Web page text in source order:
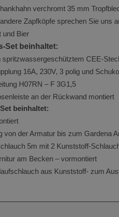
verchromt 35 mm
Zapfköpfe sprechen Sie uns
und Bier
Set beinhaltet:
spritzwassergeschütztem CEE-
16A, 230V, 3 polig und
H07RN – F 3G1,5
an der Rückwand montiert
beinhaltet:
von der Armatur bis zum Gardena
5m mit 2 Kunststoff-
am Becken – vormontiert
aus Kunststoff- zum
B. Analyse-Cookies. Diese Cookies
Google Analytics
mit Google Universal
ist eine wichtige
häufigsten verwendeten
Dieses Cookie
Benutzer zu
eine zufällig generierte
wird. Es ist in
auf einer Site
Kampagnendaten für
Google-